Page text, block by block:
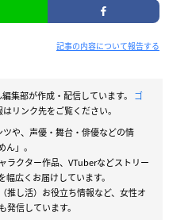
記事の内容について報告する
集部が作成・配信しています。 ゴ
リンク先をご覧ください。
や、声優・舞台・俳優などの情
」。
ラクター作品、VTuberなどストリー
広くお届けしています。
推し活）お役立ち情報など、女性オ
信しています。